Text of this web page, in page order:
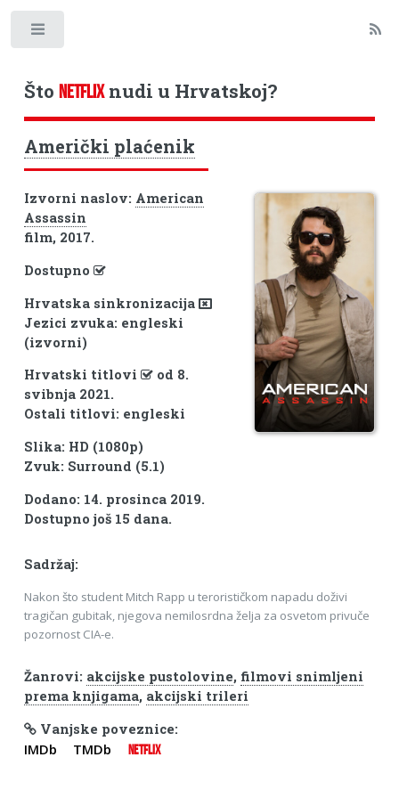
Što NETFLIXnudi u Hrvatskoj?
Američki plaćenik
Izvorni naslov: American
Assassin
film, 2017.
Dostupno
Hrvatska sinkronizacija
Jezici zvuka: engleski
(izvorni)
Hrvatski titlovi
od 8.
svibnja 2021.
Ostali titlovi: engleski
Slika: HD (1080p)
Zvuk: Surround (5.1)
Dodano: 14. prosinca 2019.
Dostupno još 15 dana.
Sadržaj:
Nakon što student Mitch Rapp u terorističkom napadu doživi
tragičan gubitak, njegova nemilosrdna želja za osvetom privuče
pozornost CIA-e.
Žanrovi: akcijske pustolovine, filmovi snimljeni
prema knjigama, akcijski trileri
Vanjske poveznice:
IMDb TMDb NETFLIX